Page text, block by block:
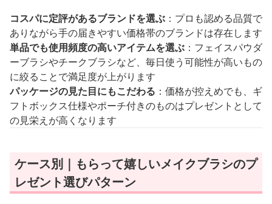
コスパに定評があるブランドを選ぶ ：プロも認める品質で
ありながら手の届きやすい価格帯のブランドは存在します
単品でも使用頻度の高いアイテムを選ぶ ：フェイスパウダ
ーブラシやチークブラシなど、毎日使う可能性が高いもの
に絞ることで満足度が上がります
パッケージの見た目にもこだわる ：価格が控えめでも、ギ
フトボックス仕様やポーチ付きのものはプレゼントとして
の見栄えが高くなります
ケース別｜もらって嬉しいメイクブラシのプ
レゼント選びパターン